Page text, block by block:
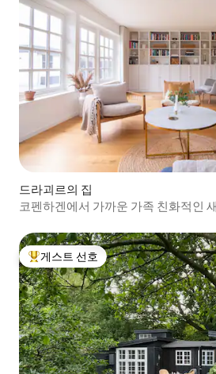
드라괴르의 집
코펜하겐에서 가까운 가족 친화적인
상위 게스트 선호
게스트 선호